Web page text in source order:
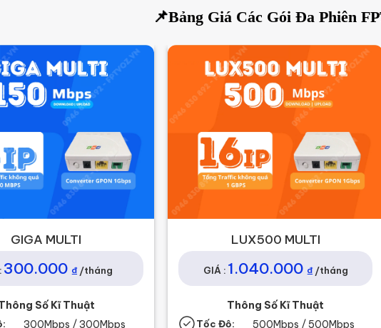
📌Bảng Giá Các Gói Đa Phiên
GIGA MULTI
300.000 ₫ /tháng
Số Kĩ Thuật
300Mbps / 300Mbps
LUX500 MULTI
GIÁ : 1.040.000 ₫ /tháng
Thông Số Kĩ Thuật
Tốc Độ: 500Mbps / 500Mbps